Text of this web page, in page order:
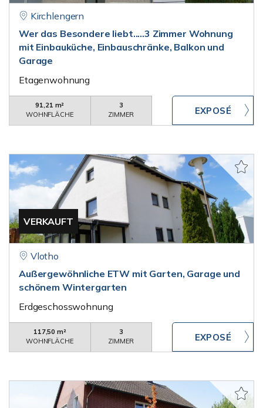
Kirchlengern
Wer das Besondere liebt.....3 Zimmer Wohnung
mit Einbauküche, Einbauschränke, Balkon und
Garage
Etagenwohnung
91,21 m²
WOHNFLÄCHE
3
ZIMMER
VERKAUFT
Vlotho
Außergewöhnliche ETW mit Garten, Garage und
schönem Wintergarten
Erdgeschosswohnung
117,50 m²
WOHNFLÄCHE
3
ZIMMER